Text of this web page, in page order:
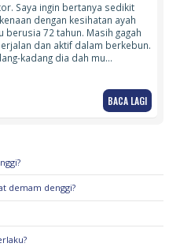
Saya ingin bertanya sedikit
dengan kesihatan ayah
berusia 72 tahun. Masih gagah
dan aktif dalam berkebun.
kadang dia dah mu…
BACA LAGI
demam denggi?